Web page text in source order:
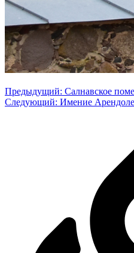
Предыдущий: Салнавское
Следующий: Имение Арендоле